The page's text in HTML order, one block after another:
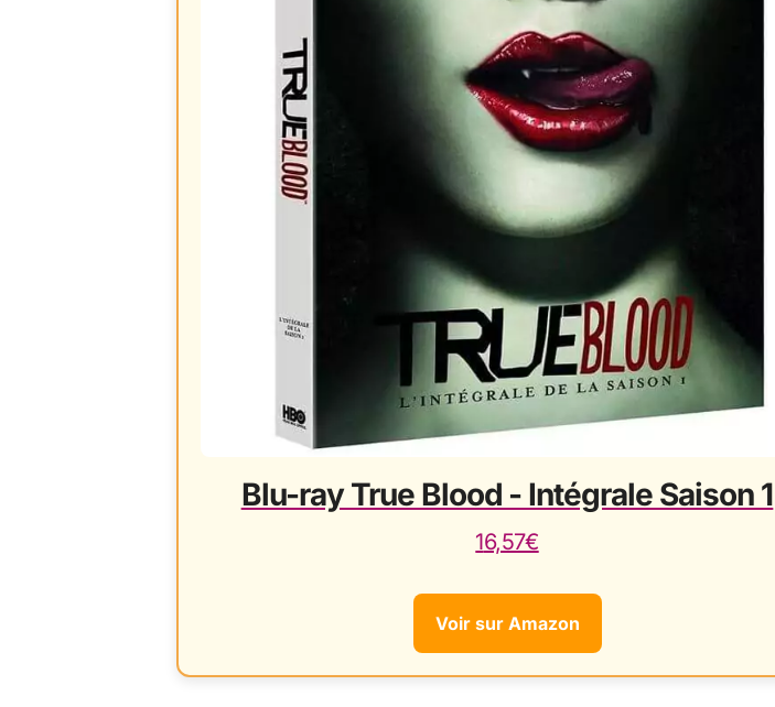
Blu-ray True Blood - Intégrale Saison 1
16,57€
Voir sur Amazon